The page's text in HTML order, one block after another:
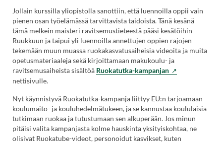
Jollain kurssilla yliopistolla sanottiin, että luennoilla oppii vain
pienen osan työelämässä tarvittavista taidoista. Tänä kesänä
tämä melkein maisteri ravitsemustieteestä pääsi kesätöihin
Ruukkuun ja taipui yli luennoilla annettujen oppien rajojen
tekemään muun muassa ruokakasvatusaiheisia videoita ja muita
opetusmateriaaleja sekä kirjoittamaan makukoulu- ja
ravitsemusaiheista sisältöä Ruokatutka-kampanjan(Vieraile
Linkki
avautuu
uuteen
välilehteen.)
nettisivulle.
Nyt käynnistyvä Ruokatutka-kampanja liittyy EU:n tarjoamaan
koulumaito- ja kouluhedelmätukeen, ja se kannustaa koululaisia
tutkimaan ruokaa ja tutustumaan sen alkuperään. Jos minun
pitäisi valita kampanjasta kolme hauskinta yksityiskohtaa, ne
olisivat Ruokatube-videot, personoidut kasvikset, kuten